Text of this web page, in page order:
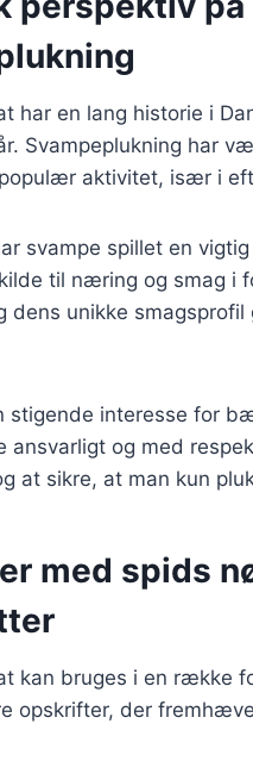
har en lang historie i
Svampeplukning har
aktivitet, især i
svampe spillet en
til næring og smag i
dens unikke
stigende interesse for
ansvarligt og med
at sikre, at man kun
med spids
kan bruges i en række
opskrifter, der